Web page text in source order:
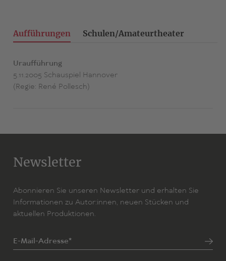
Aufführungen Schulen/Amateurtheater
Uraufführung
5.11.2005 Schauspiel Hannover
(Regie: René Pollesch)
Newsletter
Abonnieren Sie unseren Newsletter und erhalten Sie
Informationen zu Autor:innen, neuen Stücken und
aktuellen Produktionen.
E-Mail-Adresse*